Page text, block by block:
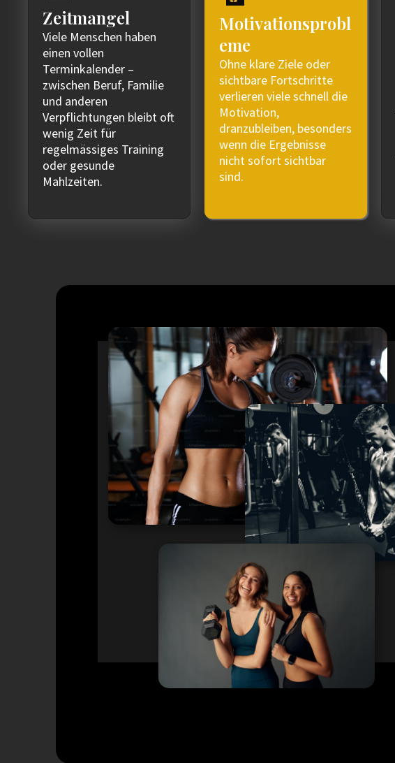
Zeitmangel
Viele Menschen haben
einen vollen
Terminkalender –
zwischen Beruf, Familie
und anderen
Verpflichtungen bleibt oft
wenig Zeit für
regelmässiges Training
oder gesunde
Mahlzeiten.
Motivationsprobl
eme
Ohne klare Ziele oder
sichtbare Fortschritte
verlieren viele schnell die
Motivation,
dranzubleiben, besonders
wenn die Ergebnisse
nicht sofort sichtbar
sind.